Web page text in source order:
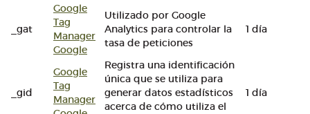
_gat
Google
Tag
Manager
Google
Utilizado por Google
Analytics para controlar la
tasa de peticiones
1 día
_gid
Google
Tag
Manager
Registra una identificación
única que se utiliza para
generar datos estadísticos
acerca de cómo utiliza el
1 día